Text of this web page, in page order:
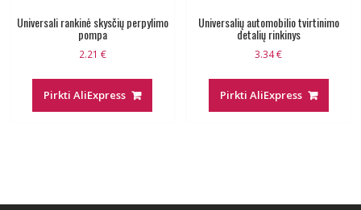
Universali rankinė skysčių perpylimo
pompa
2.21 €
Pirkti AliExpress
Universalių automobilio tvirtinimo
detalių rinkinys
3.34€
Pirkti AliExpress